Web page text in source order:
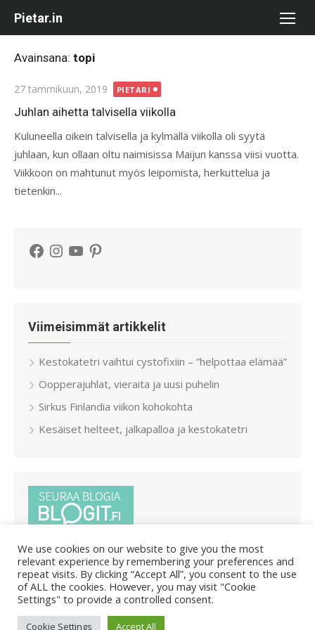
Pietar.in
Avainsana: topi
Posted
on
27 tammikuun, 2019 PIETARI
Juhlan aihetta talvisella viikolla
Kuluneella oikein talvisella ja kylmällä viikolla oli syytä
juhlaan, kun ollaan oltu naimisissa Maijun kanssa viisi vuotta.
Viikkoon on mahtunut myös leipomista, herkuttelua ja
tietenkin...
Facebook
Instagram
YouTubePinterest
Viimeisimmät artikkelit
Kestokatetri vaihtui cystofixiin – ”helpottaa elämää”
Oopperajuhlat, vieraita ja uusi puhelin
Sirkus Finlandia viikon kohokohta
Kesäiset helteet, jalkapalloa ja kestokatetri
© 2026 Pietar.in/ Powered by WordPress
We use cookies on our website to give you the most
relevant experience by remembering your preferences and
repeat visits. By clicking “Accept All”, you consent to the use
of ALL the cookies. However, you may visit "Cookie
Settings" to provide a controlled consent.
Cookie Settings Accept All